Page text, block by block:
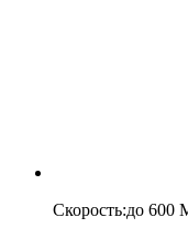
Скорость:до 600